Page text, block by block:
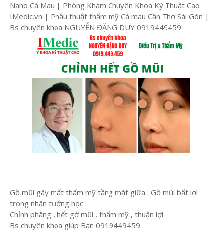
Nano Cà Mau | Phòng Khám Chuyên Khoa Kỹ Thuật Cao
IMedic.vn | Phẫu thuật thẩm mỹ Cà mau Cần Thơ Sài Gòn |
Bs chuyên khoa NGUYỄN ĐẶNG DUY 0919449459
Gồ mũi gây mất thẩm mỹ tầng mặt giữa . Gồ mũi bất lợi
trong nhân tướng học .
Chỉnh phẳng , hết gờ mũi , thẩm mỹ , thuận lợi
Bs chuyên khoa giúp Bạn 0919449459